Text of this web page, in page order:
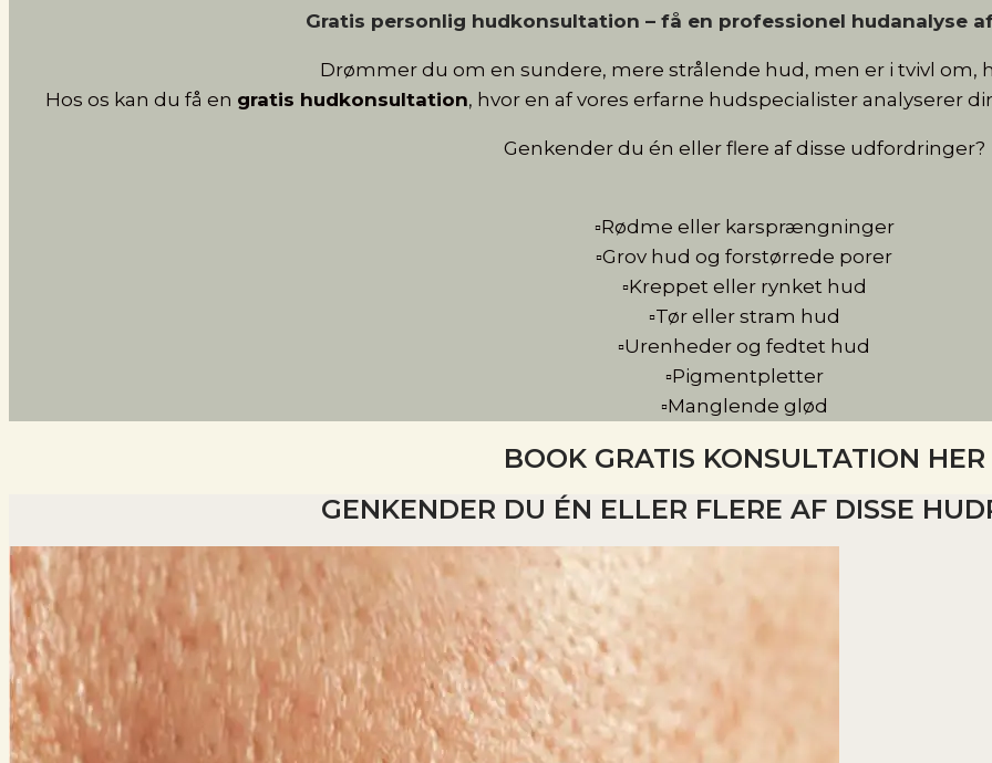
Gratis personlig hudkonsultation – få en professionel hudanalyse
Drømmer du om en sundere, mere strålende hud, men er i tvivl om,
Hos os kan du få en gratis hudkonsultation, hvor en af vores erfarne hudspecialister analyserer
Genkender du én eller flere af disse udfordringer?
▫️Rødme eller karsprængninger
▫️Grov hud og forstørrede porer
▫️Kreppet eller rynket hud
▫️Tør eller stram hud
▫️Urenheder og fedtet hud
▫️Pigmentpletter
▫️Manglende glød
BOOK GRATIS KONSULTATION HER
GENKENDER DU ÉN ELLER FLERE AF DISSE